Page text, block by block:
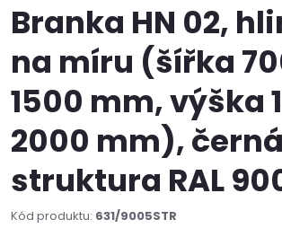
Branka HN 02,
na míru (šířka
1500 mm, výška
2000 mm), černá
struktura RAL
Kód produktu: 631/9005STR